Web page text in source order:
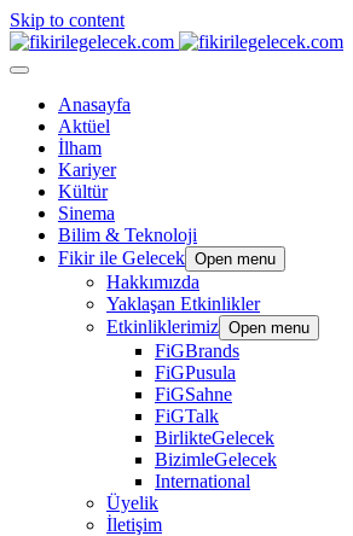
Skip to content
Anasayfa
Aktüel
İlham
Kariyer
Kültür
Sinema
Bilim & Teknoloji
Fikir ile Gelecek Open menu
Hakkımızda
Yaklaşan Etkinlikler
Etkinliklerimiz Open menu
FiGBrands
FiGPusula
FiGSahne
FiGTalk
BirlikteGelecek
BizimleGelecek
International
Üyelik
İletişim